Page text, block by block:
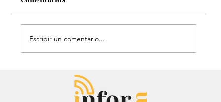
Chayanne se animó a trend viral y
dejó mensaje: “Antes de ser tu
Escribir un comentario...